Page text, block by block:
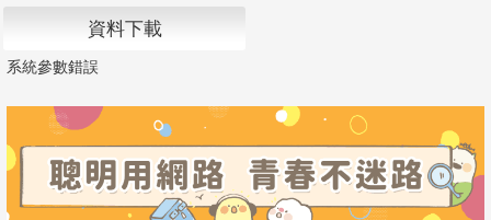
資料下載
系統參數錯誤